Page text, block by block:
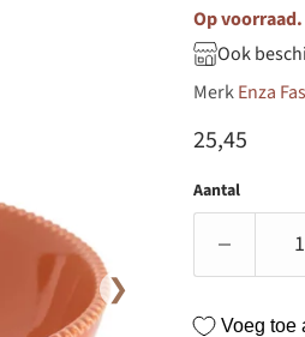
❯
Op
Ook
MerkEnza
Huidige prijs
25,45
Aantal
Voeg toe